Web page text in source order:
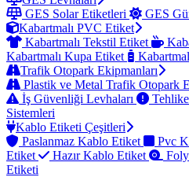
GES Solar Etiketleri
GES
Kabartmalı PVC Etiket
Kabartmalı Tekstil Etiket
Kabartmalı Kupa Etiket
Trafik Otopark Ekipmanları
Plastik ve Metal Trafik Otopark
İş Güvenliği Levhaları
Sistemleri
Kablo Etiketi Çeşitleri
Paslanmaz Kablo Etiket
Pvc
Etiket
Hazır Kablo Etiket
Etiketi